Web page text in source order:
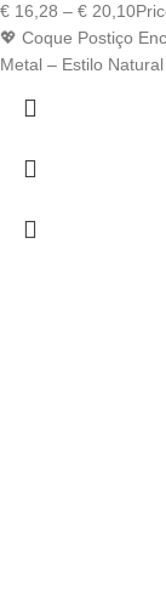
€ 16,28 – € 20,10
💖 Coque Postiço
Metal – Estilo